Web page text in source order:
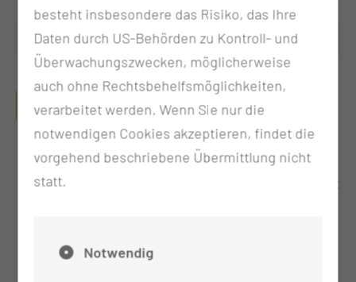
Freitag 10:30 - 13:00 Uhr
WELCHE UNTERLAGEN MÜSSEN MITGEBRACHT
WERDEN?
Vorbefunde und aktuelle Befunde
Überweisungsschein vom Haus- oder Facharzt
besteht insbesondere das Risiko, das Ihre
Daten durch US-Behörden zu Kontroll- und
Überwachungszwecken, möglicherweise
auch ohne Rechtsbehelfsmöglichkeiten,
verarbeitet werden. Wenn Sie nur die
notwendigen Cookies akzeptieren, findet die
vorgehend beschriebene Übermittlung nicht
statt.
Notwendig